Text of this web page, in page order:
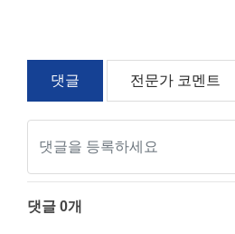
댓글 전문가 코멘트
댓글 0개